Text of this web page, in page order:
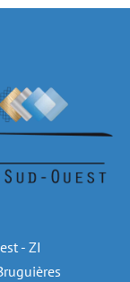
- ZI